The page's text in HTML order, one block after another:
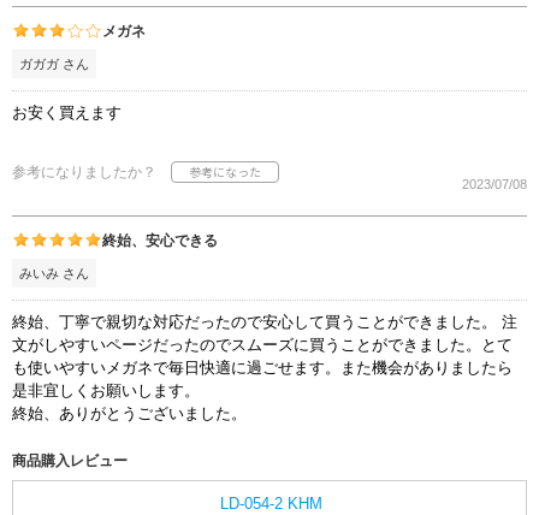
メガネ
ガガガ さん
お安く買えます
参考になりましたか？
2023/07/08
終始、安心できる
みいみ さん
終始、丁寧で親切な対応だったので安心して買うことができました。 注
文がしやすいページだったのでスムーズに買うことができました。とて
も使いやすいメガネで毎日快適に過ごせます。また機会がありましたら
是非宜しくお願いします。
終始、ありがとうございました。
商品購入レビュー
LD-054-2 KHM